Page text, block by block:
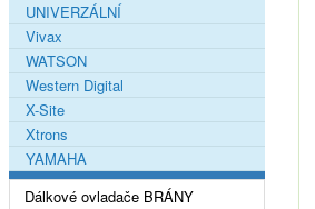
UNIVERZÁLNÍ
Vivax
WATSON
Western Digital
X-Site
Xtrons
YAMAHA
Dálkové ovladače BRÁNY